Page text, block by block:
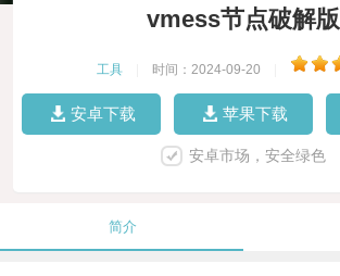
vmess节点破解版
工具 时间：2024-09-20
安卓下载 苹果下载
安卓市场，安全绿色
简介